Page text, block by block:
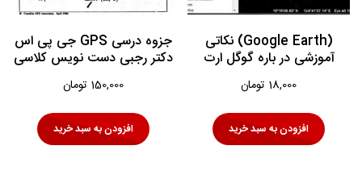
(Google Earth) نکاتی
آموزشی در باره گوگل ارت
18,000 تومان
افزودن به سبد خرید
جزوه درسی GPS جی پی اس
دکتر رجبی دست نویس کلاسی
150,000 تومان
افزودن به سبد خرید